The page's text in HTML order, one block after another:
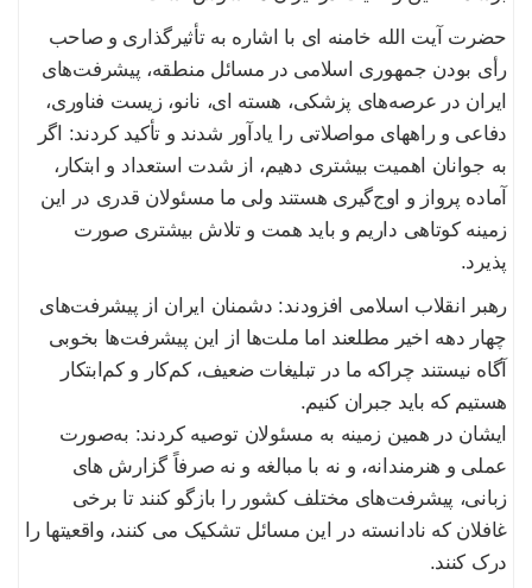
حضرت آیت الله خامنه ای با اشاره به تأثیرگذاری و صاحب
رأی بودن جمهوری اسلامی در مسائل منطقه، پیشرفت‌های
ایران در عرصه‌های پزشکی، هسته ای، نانو، زیست فناوری،
دفاعی و راههای مواصلاتی را یادآور شدند و تأکید کردند: اگر
به جوانان اهمیت بیشتری دهیم، از شدت استعداد و ابتکار،
آماده پرواز و اوج‌گیری هستند ولی ما مسئولان قدری در این
زمینه کوتاهی داریم و باید همت و تلاش بیشتری صورت
پذیرد.
رهبر انقلاب اسلامی افزودند: دشمنان ایران از پیشرفت‌های
چهار دهه اخیر مطلعند اما ملت‌ها از این پیشرفت‌ها بخوبی
آگاه نیستند چراکه ما در تبلیغات ضعیف، کم‌کار و کم‌ابتکار
هستیم که باید جبران کنیم.
ایشان در همین زمینه به مسئولان توصیه کردند: به‌صورت
عملی و هنرمندانه، و نه با مبالغه و نه صرفاً گزارش های
زبانی، پیشرفت‌های مختلف کشور را بازگو کنند تا برخی
غافلان که نادانسته در این مسائل تشکیک می کنند، واقعیتها را
درک کنند.